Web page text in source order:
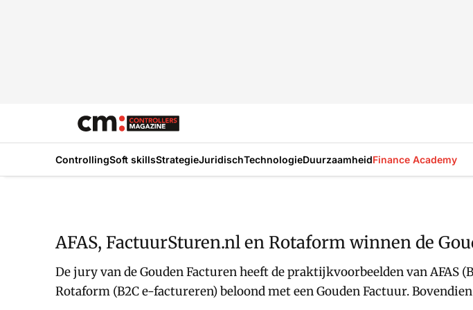
ControllingSoft skillsStrategieJuridischTechnologieDuurzaamheidFinance Academy
AFAS, FactuurSturen.nl en Rotaform winnen de
De jury van de Gouden Facturen heeft de praktijkvoorbeelden van
Rotaform (B2C e-factureren) beloond met een Gouden Factuur.